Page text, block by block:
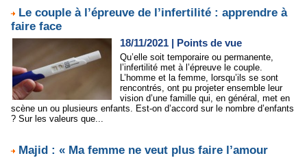
Le couple à l’épreuve de l’infertilité : apprendre à
faire face
18/11/2021 | Points de vue
Qu’elle soit temporaire ou permanente,
l’infertilité met à l’épreuve le couple.
L’homme et la femme, lorsqu’ils se sont
rencontrés, ont pu projeter ensemble leur
vision d’une famille qui, en général, met en
scène un ou plusieurs enfants. Est-on d’accord sur le nombre d’enfants
? Sur les valeurs que...
Majid : « Ma femme ne veut plus faire l’amour